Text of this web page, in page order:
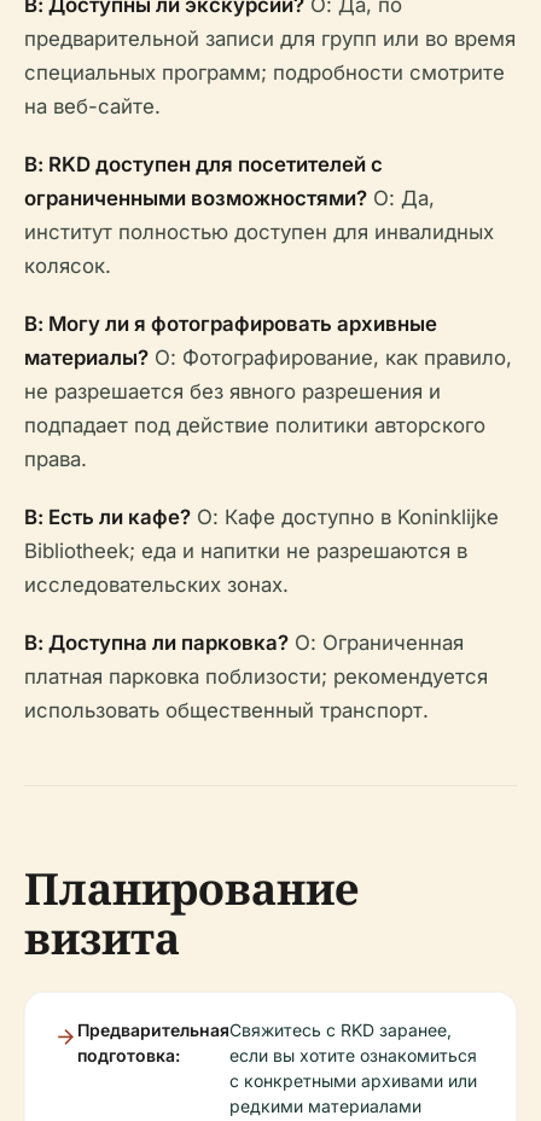
предварительной записи для групп или во время
специальных программ; подробности смотрите
на веб-сайте.
В: RKD доступен для посетителей с
ограниченными возможностями? О: Да,
институт полностью доступен для инвалидных
колясок.
В: Могу ли я фотографировать архивные
материалы? О: Фотографирование, как правило,
не разрешается без явного разрешения и
подпадает под действие политики авторского
права.
В: Есть ли кафе? О: Кафе доступно в Koninklijke
Bibliotheek; еда и напитки не разрешаются в
исследовательских зонах.
В: Доступна ли парковка? О: Ограниченная
платная парковка поблизости; рекомендуется
использовать общественный транспорт.
Планирование
визита
Предварительная
подготовка:
Свяжитесь с RKD заранее,
если вы хотите ознакомиться
с конкретными архивами или
редкими материалами